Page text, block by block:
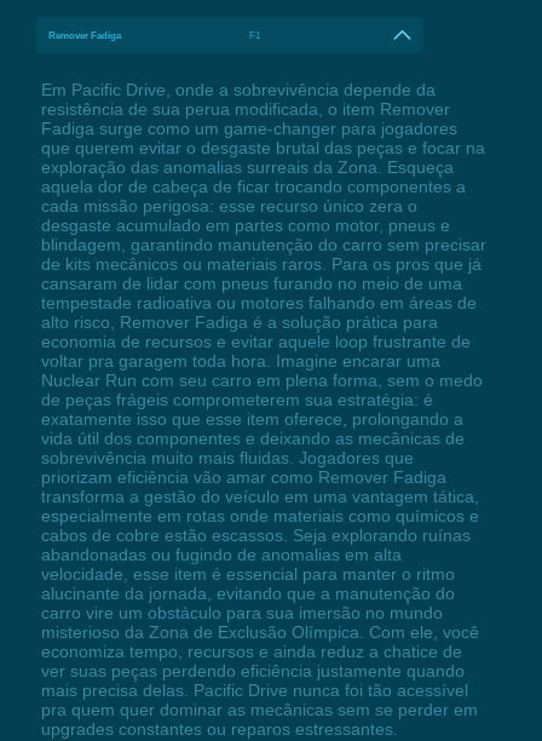
Remover Fadiga F1
Em Pacific Drive, onde a sobrevivência depende da
resistência de sua perua modificada, o item Remover
Fadiga surge como um game-changer para jogadores
que querem evitar o desgaste brutal das peças e focar na
exploração das anomalias surreais da Zona. Esqueça
aquela dor de cabeça de ficar trocando componentes a
cada missão perigosa: esse recurso único zera o
desgaste acumulado em partes como motor, pneus e
blindagem, garantindo manutenção do carro sem precisar
de kits mecânicos ou materiais raros. Para os pros que já
cansaram de lidar com pneus furando no meio de uma
tempestade radioativa ou motores falhando em áreas de
alto risco, Remover Fadiga é a solução prática para
economia de recursos e evitar aquele loop frustrante de
voltar pra garagem toda hora. Imagine encarar uma
Nuclear Run com seu carro em plena forma, sem o medo
de peças frágeis comprometerem sua estratégia: é
exatamente isso que esse item oferece, prolongando a
vida útil dos componentes e deixando as mecânicas de
sobrevivência muito mais fluidas. Jogadores que
priorizam eficiência vão amar como Remover Fadiga
transforma a gestão do veículo em uma vantagem tática,
especialmente em rotas onde materiais como químicos e
cabos de cobre estão escassos. Seja explorando ruínas
abandonadas ou fugindo de anomalias em alta
velocidade, esse item é essencial para manter o ritmo
alucinante da jornada, evitando que a manutenção do
carro vire um obstáculo para sua imersão no mundo
misterioso da Zona de Exclusão Olímpica. Com ele, você
economiza tempo, recursos e ainda reduz a chatice de
ver suas peças perdendo eficiência justamente quando
mais precisa delas. Pacific Drive nunca foi tão acessível
pra quem quer dominar as mecânicas sem se perder em
upgrades constantes ou reparos estressantes.